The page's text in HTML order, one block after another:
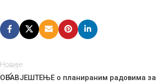
Новије
ОБАВЈЕШТЕЊЕ о планираним радовима за